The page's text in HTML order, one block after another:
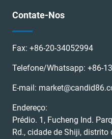
Contate-Nos
Fax: +86-20-34052994
Telefone/Whatsapp: +86-
E-mail:
Endereço:
Prédio. 1, Fucheng Ind.
Rd., cidade de Shiji, distrito